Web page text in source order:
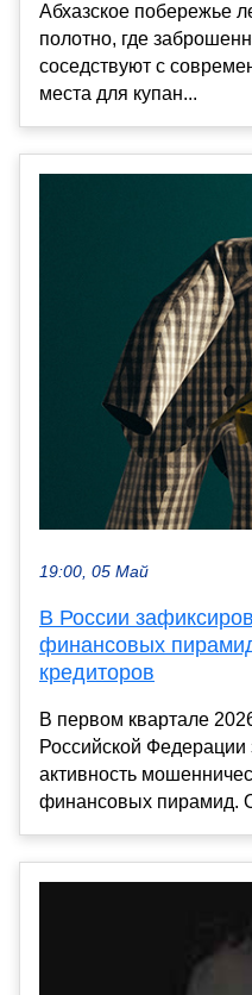
Абхазское побережье
полотно, где
соседствуют с
места для купан...
19:00, 05 Май
В России
финансовых
кредиторов
В первом квартале
Российской Федерации
активность
финансовых пирамид.